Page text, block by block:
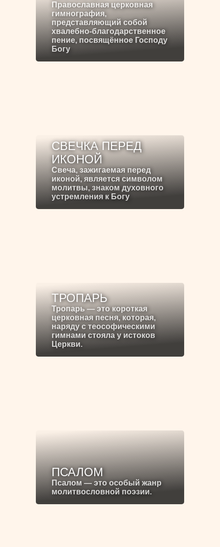
Православная церковная
гимнография,
представляющий собой
хвалебно-благодарственное
пение, посвящённое Господу
Богу
СВЕЧКА ПЕРЕД
ИКОНОЙ
Свеча, зажигаемая перед
иконой, является символом
молитвы, знаком духовного
устремления к Богу
ТРОПАРЬ
Тропарь — это короткая
церковная песня, которая,
наряду с теософическими
гимнами стояла у истоков
Церкви.
ПСАЛОМ
Псалом — это особый жанр
молитвословной поэзии.